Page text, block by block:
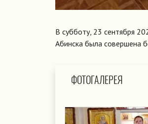
В субботу, 23 сентября
Абинска была совершена
ФОТОГАЛЕРЕЯ